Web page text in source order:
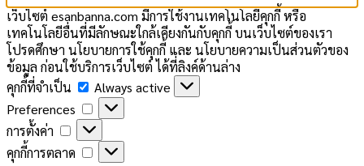
เว็บไซต์ esanbanna.com มีการใช้งานเทคโนโลยีคุกกี้ หรือ
เทคโนโลยีอื่นที่มีลักษณะใกล้เคียงกันกับคุกกี้ บนเว็บไซต์ของเรา
โปรดศึกษา นโยบายการใช้คุกกี้ และ นโยบายความเป็นส่วนตัวของ
ข้อมูล ก่อนใช้บริการเว็บไซต์ ได้ที่ลิงค์ด้านล่าง
คุกกี้ที่จำเป็น
คุกกี้
ที่
จำเป็น
Always active
Preferences
Preferences
การตั้งค่า
การ
ตั้ง
ค่า
คุกกี้การตลาด
คุกกี้